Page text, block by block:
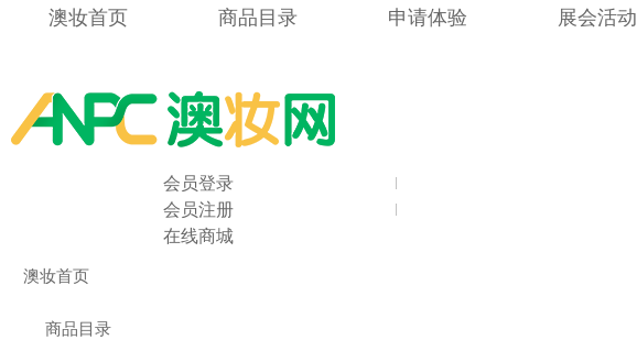
澳妆首页 商品目录 申请体验 展会活动
会员登录
会员注册
在线商城
澳妆首页
商品目录